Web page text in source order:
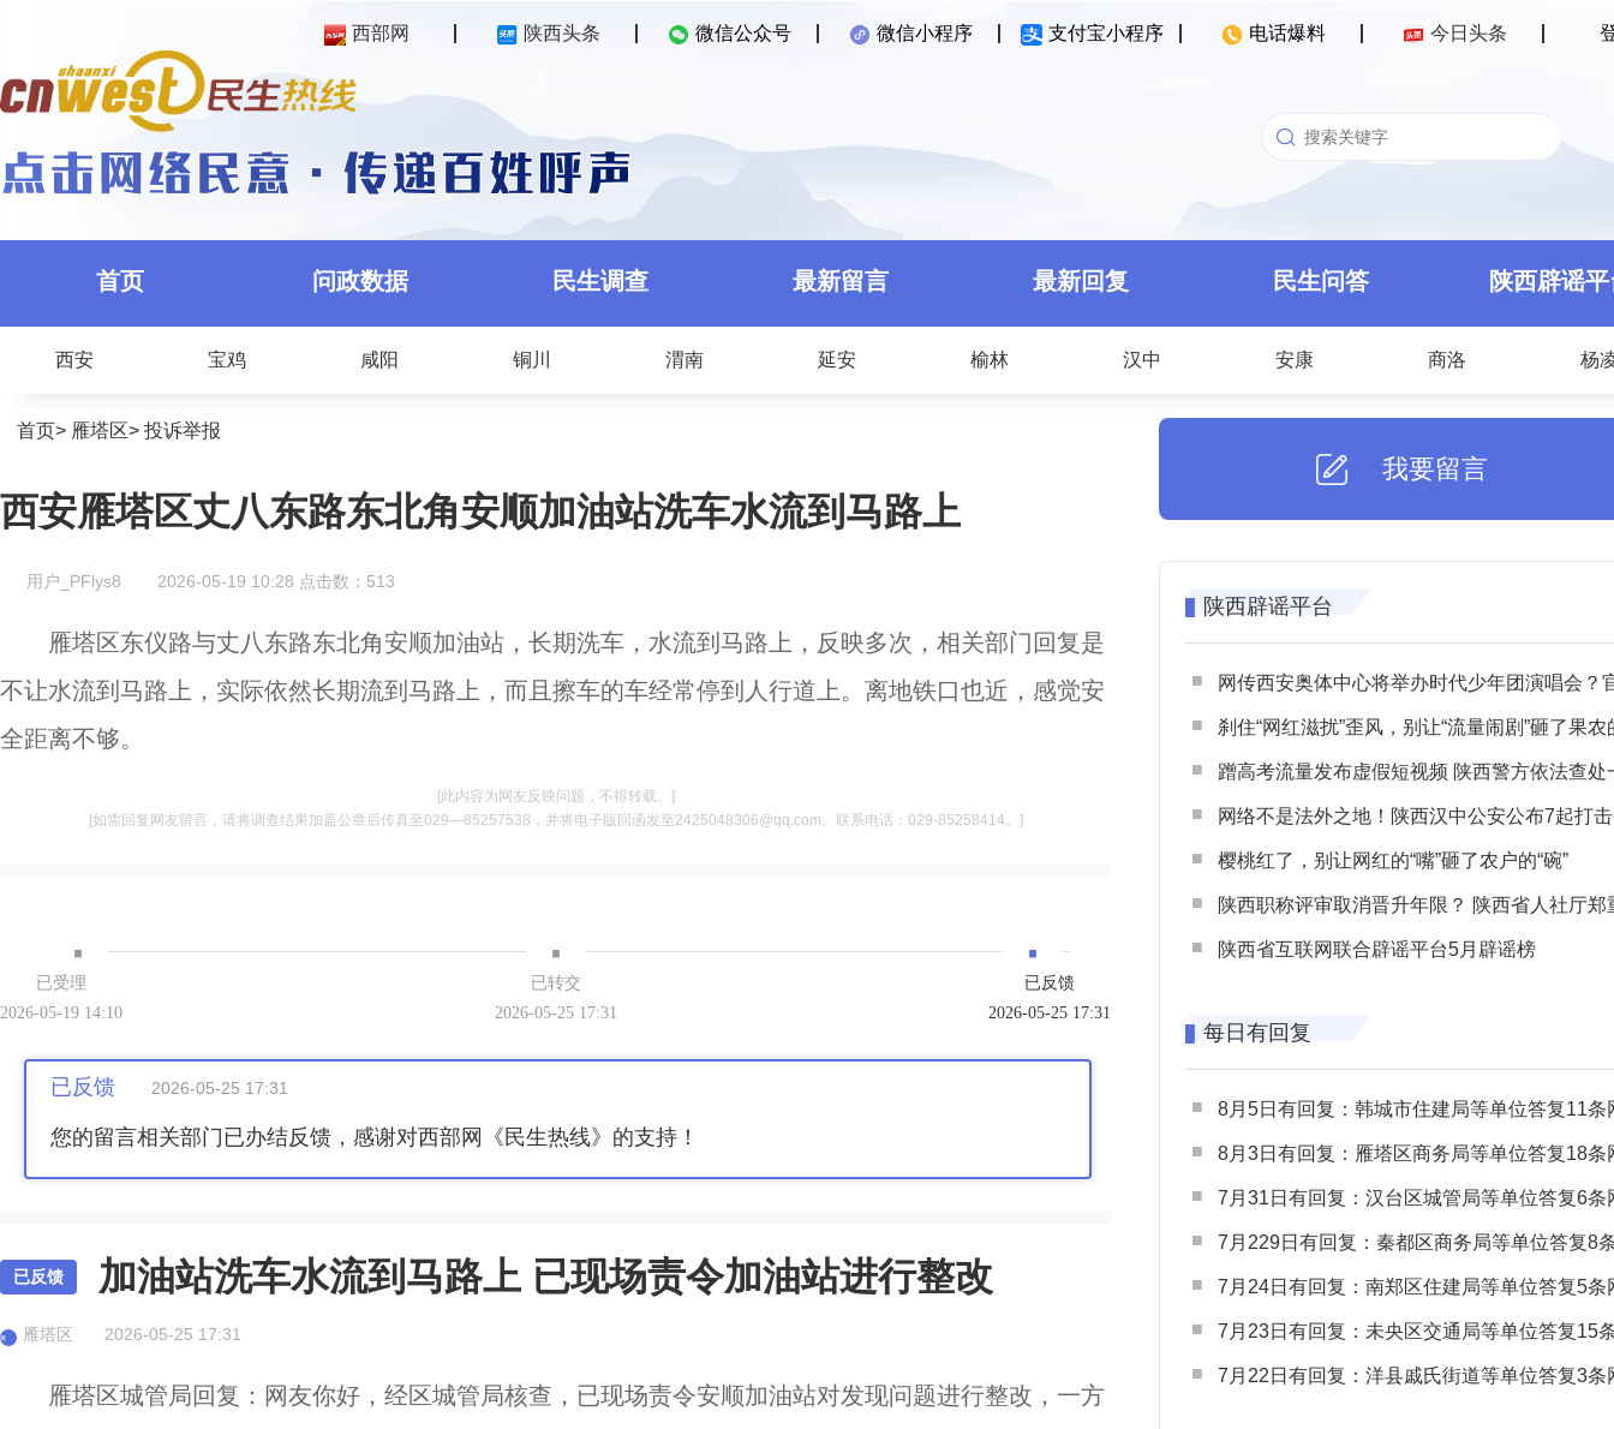
西部网 陕西头条 微信公众号 微信小程序 支付宝小程序 电话爆料 今日头条
首页 问政数据 民生调查 最新留言 最新回复 民生问答 陕西辟谣
西安 宝鸡 咸阳 铜川 渭南 延安 榆林 汉中 安康 商洛 杨
首页> 雁塔区> 投诉举报
西安雁塔区丈八东路东北角安顺加油站洗车水流到马路上
用户_PFlys8 2026-05-19 10:28 点击数： 513
雁塔区东仪路与丈八东路东北角安顺加油站，长期洗车，水流到马路上，反映多次，相关部门回复是
不让水流到马路上，实际依然长期流到马路上，而且擦车的车经常停到人行道上。离地铁口也近，感觉安
全距离不够。
[此内容为网友反映问题，不得转载。]
[如需回复网友留言，请将调查结果加盖公章后传真至029—85257538，并将电子版回函发至2425048306@qq.com。联系电话：029-85258414。]
· · ·
已受理
2026-05-19 14:10
已转交
2026-05-25 17:31
已反馈
2026-05-25 17:31
已反馈 2026-05-25 17:31
您的留言相关部门已办结反馈，感谢对西部网《民生热线》的支持！
已反馈 加油站洗车水流到马路上 已现场责令加油站进行整改
雁 雁塔区 2026-05-25 17:31
雁塔区城管局回复：网友你好，经区城管局核查，已现场责令安顺加油站对发现问题进行整改，一方
我要留言
陕西辟谣平台
网传西安奥体中心将举办时代少年团演唱会？官方回应：纯
刹住“网红滋扰”歪风，别让“流量闹剧”砸了果农
蹭高考流量发布虚假短视频 陕西警方依法查处一起涉高考网络
网络不是法外之地！陕西汉中公安公布7起打击整治网谣网暴典型
樱桃红了，别让网红的“嘴”砸了农户的“碗”
陕西职称评审取消晋升年限？ 陕西省人社厅郑重声明 谨防职称评审不实言
陕西省互联网联合辟谣平台5月辟谣榜
每日有回复
8月5日有回复：韩城市住建局等单位答复11条网民
8月3日有回复：雁塔区商务局等单位答复18条网民
7月31日有回复：汉台区城管局等单位答复6条网民
7月229日有回复：秦都区商务局等单位答复8条网民
7月24日有回复：南郑区住建局等单位答复5条网民
7月23日有回复：未央区交通局等单位答复15条网民
7月22日有回复：洋县戚氏街道等单位答复3条网民